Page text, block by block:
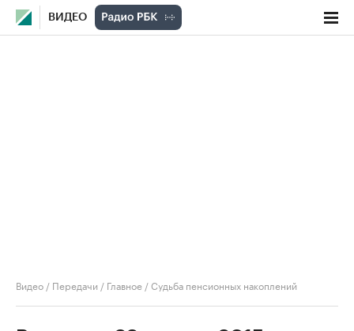
ВИДЕО
Видео / Передачи / Главное /Судьба пенсионных накоплений